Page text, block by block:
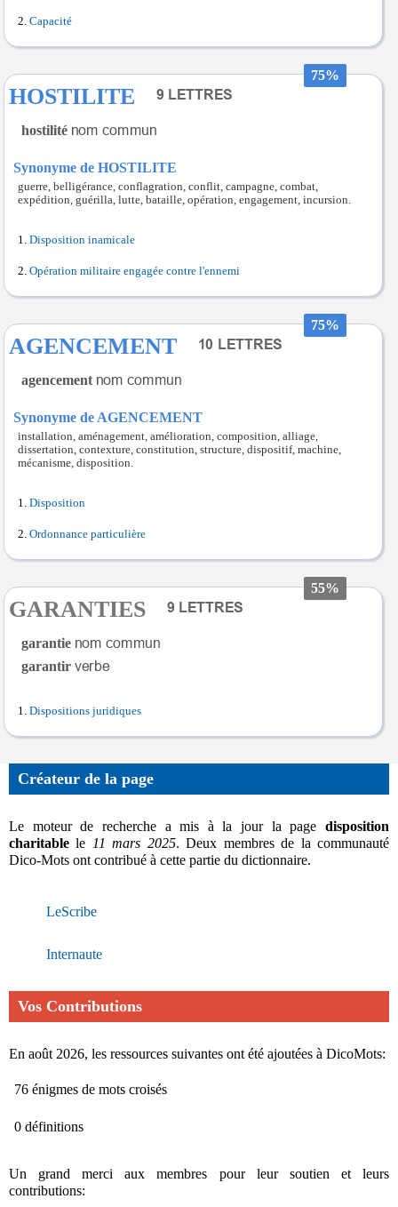
Capacité
75%
HOSTILITE
hostilité
Synonyme de HOSTILITE
guerre, belligérance, conflagration, conflit, campagne, combat,
expédition, guérilla, lutte, bataille, opération, engagement, incursion.
Disposition inamicale
Opération militaire engagée contre l'ennemi
75%
AGENCEMENT
agencement
Synonyme de AGENCEMENT
installation, aménagement, amélioration, composition, alliage,
dissertation, contexture, constitution, structure, dispositif, machine,
mécanisme, disposition.
Disposition
Ordonnance particulière
55%
GARANTIES
garantie
garantir
Dispositions juridiques
Créateur de la page
Le moteur de recherche a mis à la jour la page disposition
charitable le 11 mars 2025. Deux membres de la communauté
Dico-Mots ont contribué à cette partie du dictionnaire.
LeScribe
Internaute
Vos Contributions
En août 2026, les ressources suivantes ont été ajoutées à DicoMots:
76 énigmes de mots croisés
0 définitions
Un grand merci aux membres pour leur soutien et leurs
contributions: